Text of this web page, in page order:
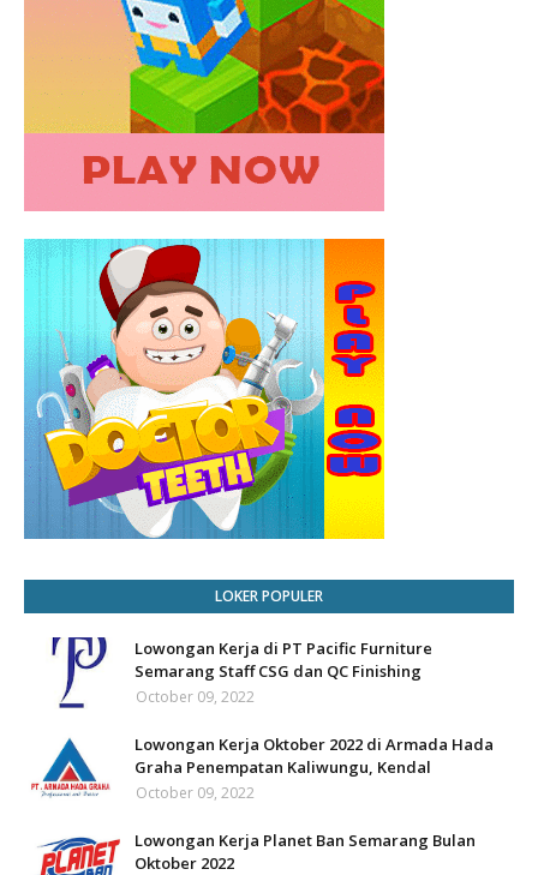
LOKER POPULER
Lowongan Kerja di PT Pacific Furniture
Semarang Staff CSG dan QC Finishing
October 09, 2022
Lowongan Kerja Oktober 2022 di Armada Hada
Graha Penempatan Kaliwungu, Kendal
October 09, 2022
Lowongan Kerja Planet Ban Semarang Bulan
Oktober 2022